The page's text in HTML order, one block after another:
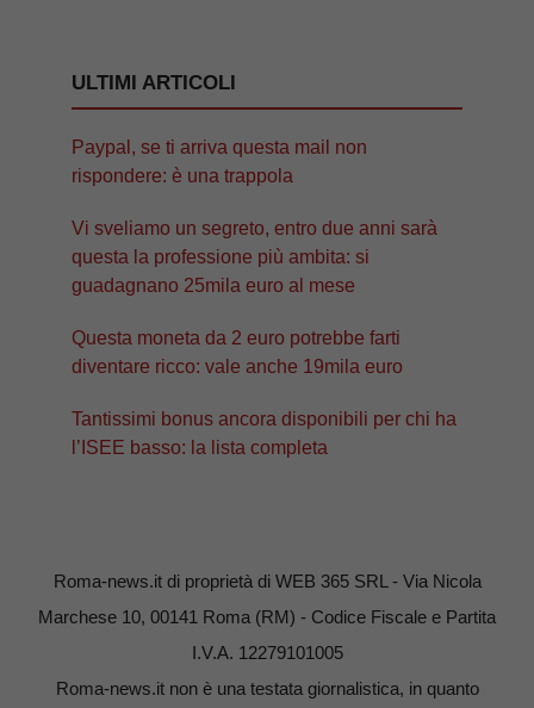
ULTIMI ARTICOLI
Paypal, se ti arriva questa mail non
rispondere: è una trappola
Vi sveliamo un segreto, entro due anni sarà
questa la professione più ambita: si
guadagnano 25mila euro al mese
Questa moneta da 2 euro potrebbe farti
diventare ricco: vale anche 19mila euro
Tantissimi bonus ancora disponibili per chi ha
l’ISEE basso: la lista completa
Roma-news.it di proprietà di WEB 365 SRL - Via Nicola
Marchese 10, 00141 Roma (RM) - Codice Fiscale e Partita
I.V.A. 12279101005
Roma-news.it non è una testata giornalistica, in quanto